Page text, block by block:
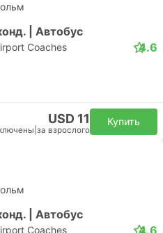
| Автобус
Coaches 4.6
USD 11
за взрослого
Купить
| Автобус
Coaches 4.6